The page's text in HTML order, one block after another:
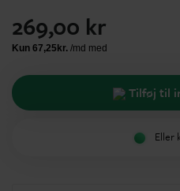
269,00 kr
Tilføj til
Eller